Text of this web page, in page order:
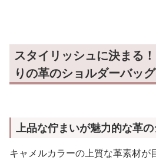
スタイリッシュに決まる
りの革のショルダーバッ
上品な佇まいが魅力的な革
キャメルカラーの上質な革素材が